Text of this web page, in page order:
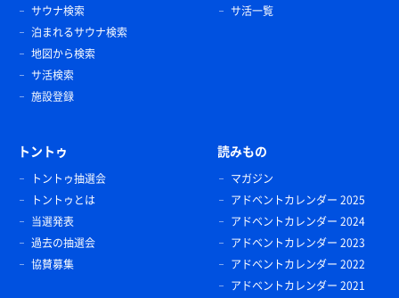
サウナ検索
泊まれるサウナ検索
地図から検索
サ活検索
施設登録
サ活一覧
トントゥ
トントゥ抽選会
トントゥとは
当選発表
過去の抽選会
協賛募集
読みもの
マガジン
アドベントカレンダー 2025
アドベントカレンダー 2024
アドベントカレンダー 2023
アドベントカレンダー 2022
アドベントカレンダー 2021